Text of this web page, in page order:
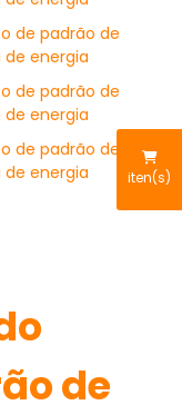
iten(s)
de